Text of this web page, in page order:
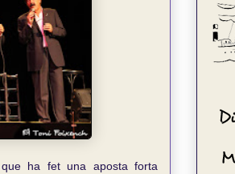
que ha fet una aposta forta